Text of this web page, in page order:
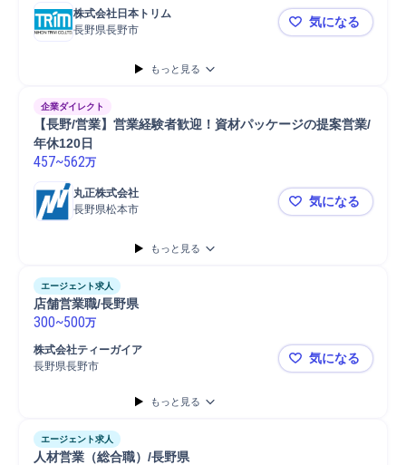
株式会社日本トリム
長野県長野市
長野/未経験
気になる
もっと見る
企業ダイレクト
【長野/営業】営業経験者歓迎！資材パッケージの提案営業/
年休120日
457~562万
丸正株式会社
長野県松本市
【長野/営業
気になる
もっと見る
エージェント求人
店舗営業職/長野県
300~500万
株式会社ティーガイア
長野県長野市
店舗営業職/
気になる
もっと見る
エージェント求人
人材営業（総合職）/長野県